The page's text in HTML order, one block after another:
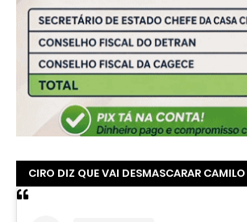
CIRO DIZ QUE VAI DESMASCARAR CAMILO